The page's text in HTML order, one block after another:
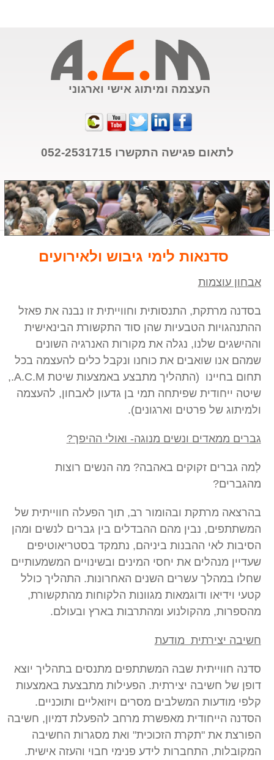
העצמה ומיתוג אישי וארגוני
לתאום פגישה התקשרו 052-2531715
סדנאות לימי גיבוש ולאירועים
אבחון עוצמות
בסדנה מרתקת, התנסותית וחווייתית זו נבנה את פאזל
ההתנהגויות הטבעיות שהן סוד התקשורת הבינאישית
וההישגים שלנו, נגלה את מקורות האנרגיה השונים
שמהם אנו שואבים את כוחנו ונקבל כלים להעצמה בכל
תחום בחיינו (התהליך מתבצע באמצעות שיטת A.C.M.,
שיטה ייחודית שפיתחה תמי בן גדעון לאבחון, להעצמה
ולמיתוג של פרטים וארגונים).
גברים ממאדים ונשים מנוגה- ואולי ההיפך?
לְמה גברים זקוקים באהבה? מה הנשים רוצות
מהגברים?
בהרצאה מרתקת ובהומור רב, תוך הפעלה חווייתית של
המשתתפים, נבין מהם ההבדלים בין גברים לנשים ומהן
הסיבות לאי ההבנות ביניהם, נתמקד בסטריאוטיפים
שעדיין מנהלים את יחסי המינים ובשינויים המשמעותיים
שחלו במהלך עשרים השנים האחרונות. התהליך כולל
קטעי וידיאו ודוגמאות מגוונות הלקוחות מהתקשורת,
מהספרות, מהקולנוע ומהתרבות בארץ ובעולם.
חשיבה יצירתית מודעת
סדנה חווייתית שבה המשתתפים מתנסים בתהליך יוצא
דופן של חשיבה יצירתית. הפעילות מתבצעת באמצעות
קלפי מודעות המשלבים מסרים ויזואליים ותוכניים.
הסדנה הייחודית מאפשרת מרחב להפעלת דמיון, חשיבה
הפורצת את "תקרת הזכוכית" ואת מסגרות החשיבה
המקובלות, התחברות לידע פנימי חבוי והעזה אישית.